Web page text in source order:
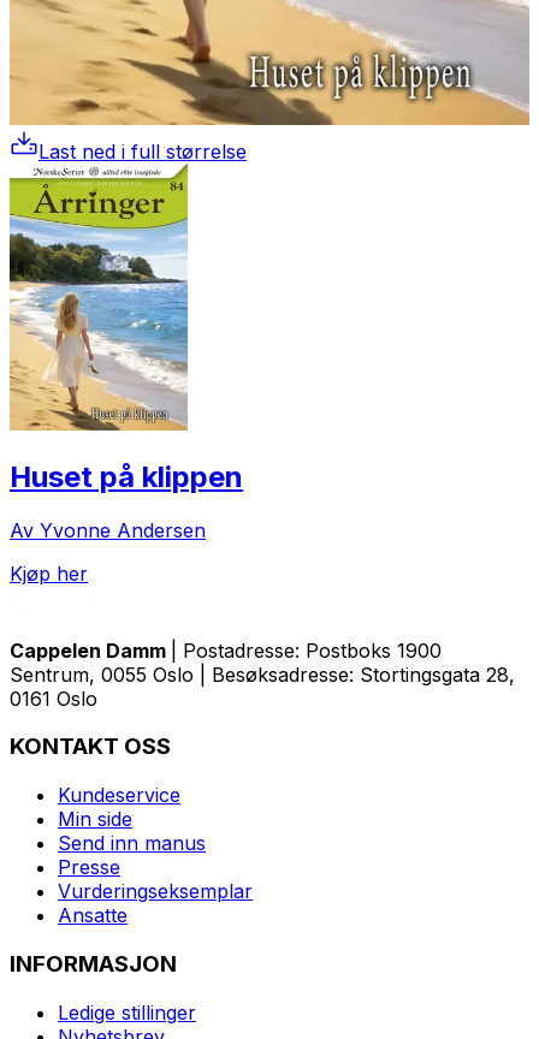
Last ned i full størrelse
Huset på klippen
Av Yvonne Andersen
Kjøp her
Cappelen Damm
| Postadresse: Postboks 1900
Sentrum, 0055 Oslo | Besøksadresse: Stortingsgata 28,
0161 Oslo
KONTAKT OSS
Kundeservice
Min side
Send inn manus
Presse
Vurderingseksemplar
Ansatte
INFORMASJON
Ledige stillinger